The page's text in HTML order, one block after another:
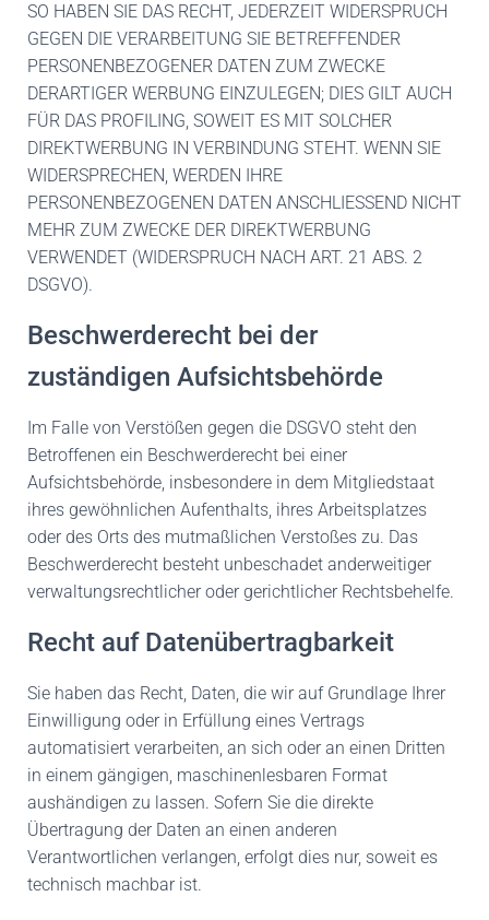
SO HABEN SIE DAS RECHT, JEDERZEIT WIDERSPRUCH
GEGEN DIE VERARBEITUNG SIE BETREFFENDER
PERSONENBEZOGENER DATEN ZUM ZWECKE
DERARTIGER WERBUNG EINZULEGEN; DIES GILT AUCH
FÜR DAS PROFILING, SOWEIT ES MIT SOLCHER
DIREKTWERBUNG IN VERBINDUNG STEHT. WENN SIE
WIDERSPRECHEN, WERDEN IHRE
PERSONENBEZOGENEN DATEN ANSCHLIESSEND NICHT
MEHR ZUM ZWECKE DER DIREKTWERBUNG
VERWENDET (WIDERSPRUCH NACH ART. 21 ABS. 2
DSGVO).
Beschwerde­recht bei der
zuständigen Aufsichts­behörde
Im Falle von Verstößen gegen die DSGVO steht den
Betroffenen ein Beschwerderecht bei einer
Aufsichtsbehörde, insbesondere in dem Mitgliedstaat
ihres gewöhnlichen Aufenthalts, ihres Arbeitsplatzes
oder des Orts des mutmaßlichen Verstoßes zu. Das
Beschwerderecht besteht unbeschadet anderweitiger
verwaltungsrechtlicher oder gerichtlicher Rechtsbehelfe.
Recht auf Daten­übertrag­barkeit
Sie haben das Recht, Daten, die wir auf Grundlage Ihrer
Einwilligung oder in Erfüllung eines Vertrags
automatisiert verarbeiten, an sich oder an einen Dritten
in einem gängigen, maschinenlesbaren Format
aushändigen zu lassen. Sofern Sie die direkte
Übertragung der Daten an einen anderen
Verantwortlichen verlangen, erfolgt dies nur, soweit es
technisch machbar ist.